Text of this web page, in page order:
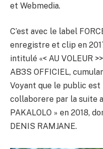
et Webmedia.
C’est avec le label
enregistre et clip en
intitulé «< AU VOLEUR
AB3S OFFICIEL,
Voyant que le public
collaborere par la suite
PAKALOLO » en 2018,
DENIS RAMJANE.